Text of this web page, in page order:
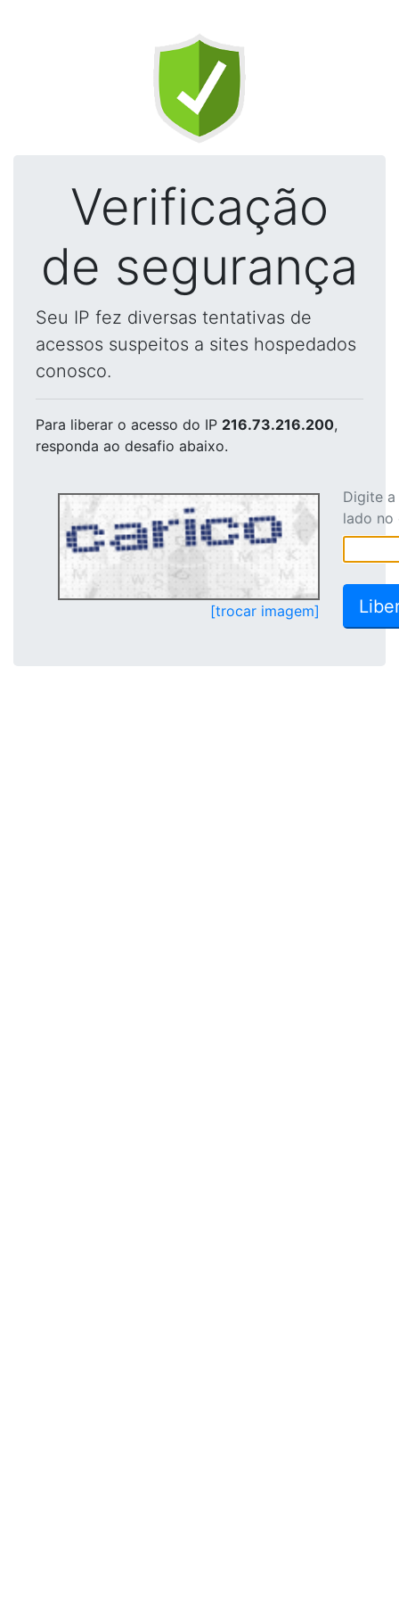
Verificação
de segurança
Seu IP fez diversas tentativas de
acessos suspeitos a sites hospedados
conosco.
Para liberar o acesso do IP 216.73.216.200,
responda ao desafio abaixo.
[trocar imagem]
Digite
lado no